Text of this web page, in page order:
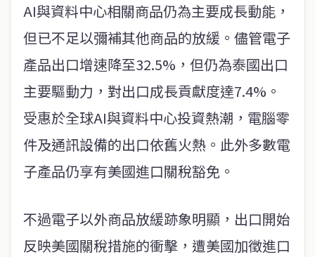
AI與資料中心相關商品仍為主要成長動能，
但已不足以彌補其他商品的放緩。儘管電子
產品出口增速降至32.5%，但仍為泰國出口
主要驅動力，對出口成長貢獻度達7.4%。
受惠於全球AI與資料中心投資熱潮，電腦零
件及通訊設備的出口依舊火熱。此外多數電
子產品仍享有美國進口關稅豁免。
不過電子以外商品放緩跡象明顯，出口開始
反映美國關稅措施的衝擊，遭美國加徵進口